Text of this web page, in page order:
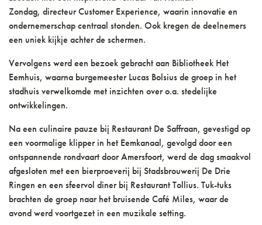
Zondag, directeur Customer Experience, waarin innovatie en
ondernemerschap centraal stonden. Ook kregen de deelnemers
een uniek kijkje achter de schermen.
Vervolgens werd een bezoek gebracht aan Bibliotheek Het
Eemhuis, waarna burgemeester Lucas Bolsius de groep in het
stadhuis verwelkomde met inzichten over o.a. stedelijke
ontwikkelingen.
Na een culinaire pauze bij Restaurant De Saffraan, gevestigd op
een voormalige klipper in het Eemkanaal, gevolgd door een
ontspannende rondvaart door Amersfoort, werd de dag smaakvol
afgesloten met een bierproeverij bij Stadsbrouwerij De Drie
Ringen en een sfeervol diner bij Restaurant Tollius. Tuk-tuks
brachten de groep naar het bruisende Café Miles, waar de
avond werd voortgezet in een muzikale setting.